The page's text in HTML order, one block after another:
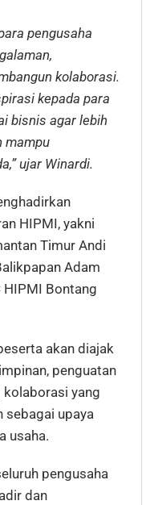
pengusaha
kolaborasi.
kepada para
bisnis agar lebih
mampu
ujar Winardi.
HIPMI, yakni
Timur Andi
Adam
HIPMI Bontang
akan diajak
penguatan
kolaborasi yang
sebagai upaya
usaha.
pengusaha
dan